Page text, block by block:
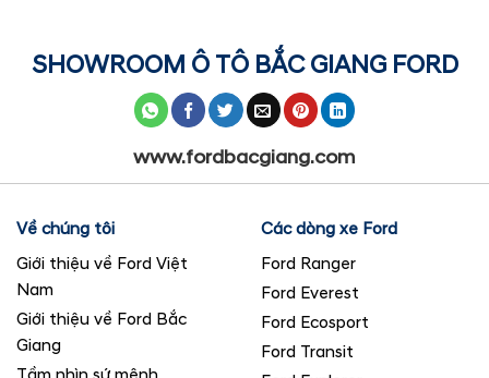
SHOWROOM Ô TÔ BẮC GIANG FORD
www.fordbacgiang.com
Về chúng tôi
Giới thiệu về Ford Việt
Nam
Giới thiệu về Ford Bắc
Giang
Các dòng xe Ford
Ford Ranger
Ford Everest
Ford Ecosport
Ford Transit